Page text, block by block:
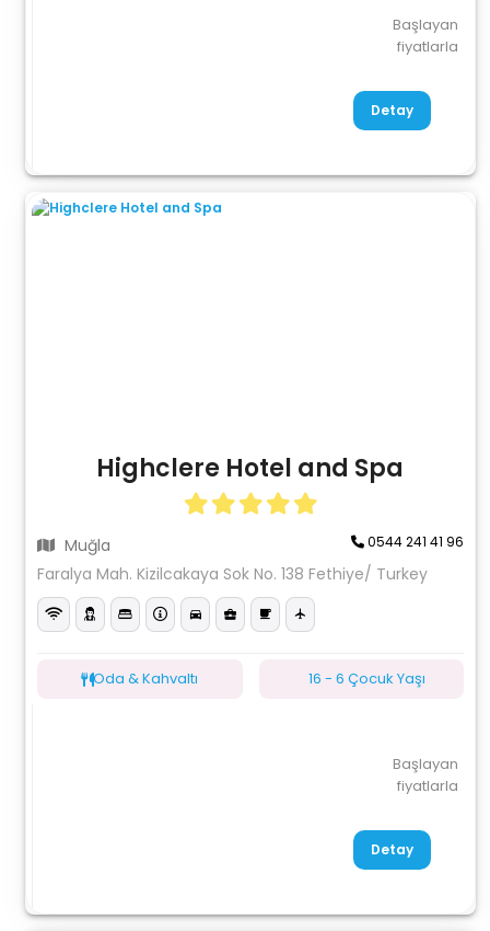
Başlayan
fiyatlarla
Detay
Highclere Hotel and Spa
Muğla 0544 241 41 96
Faralya Mah. Kizilcakaya Sok No. 138 Fethiye/ Turkey
Oda & Kahvaltı 16 - 6 Çocuk Yaşı
Başlayan
fiyatlarla
Detay